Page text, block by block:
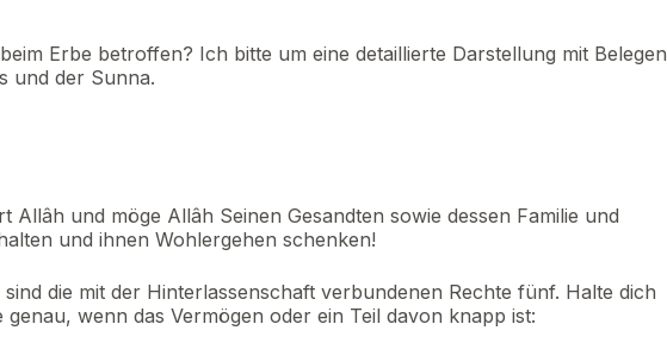
Erbe betroffen? Ich bitte um eine detaillierte Darstellung mit Belegen
und der Sunna.
Allâh und möge Allâh Seinen Gesandten sowie dessen Familie und
und ihnen Wohlergehen schenken!
die mit der Hinterlassenschaft verbundenen Rechte fünf. Halte dich
genau, wenn das Vermögen oder ein Teil davon knapp ist: